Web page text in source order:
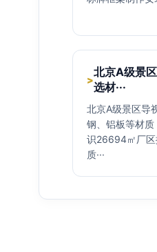
>
北京A级景
选材···
北京A级景区导
钢、铝板等材
识26694㎡厂区
质···